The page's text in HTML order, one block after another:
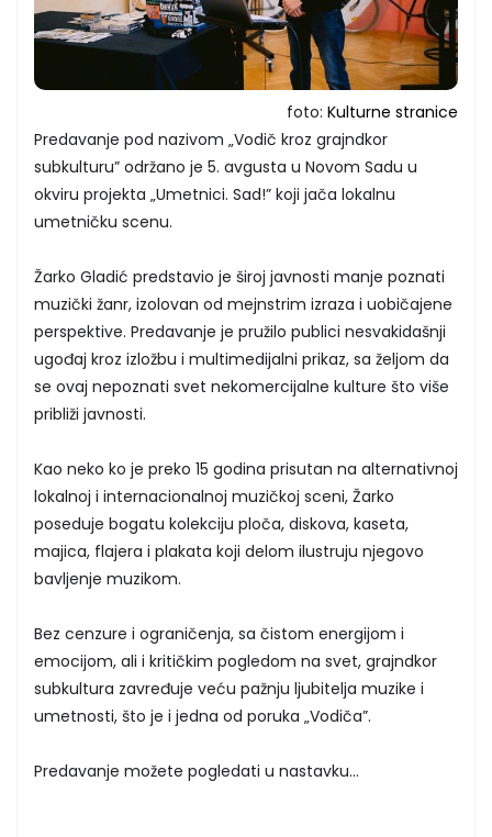
foto: Kulturne stranice
Predavanje pod nazivom „Vodič kroz grajndkor
subkulturu” održano je 5. avgusta u Novom Sadu u
okviru projekta „Umetnici. Sad!” koji jača lokalnu
umetničku scenu.
Žarko Gladić predstavio je široj javnosti manje poznati
muzički žanr, izolovan od mejnstrim izraza i uobičajene
perspektive. Predavanje je pružilo publici nesvakidašnji
ugođaj kroz izložbu i multimedijalni prikaz, sa željom da
se ovaj nepoznati svet nekomercijalne kulture što više
približi javnosti.
Kao neko ko je preko 15 godina prisutan na alternativnoj
lokalnoj i internacionalnoj muzičkoj sceni, Žarko
poseduje bogatu kolekciju ploča, diskova, kaseta,
majica, flajera i plakata koji delom ilustruju njegovo
bavljenje muzikom.
Bez cenzure i ograničenja, sa čistom energijom i
emocijom, ali i kritičkim pogledom na svet, grajndkor
subkultura zavređuje veću pažnju ljubitelja muzike i
umetnosti, što je i jedna od poruka „Vodiča”.
Predavanje možete pogledati u nastavku...